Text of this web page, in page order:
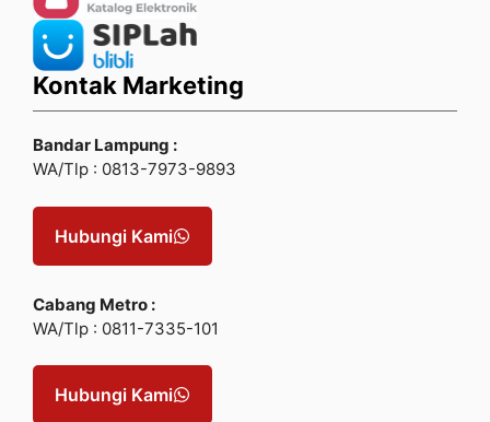
Kontak Marketing
Bandar Lampung :
WA/Tlp : 0813-7973-9893
Hubungi Kami
Cabang Metro :
WA/Tlp : 0811-7335-101
Hubungi Kami